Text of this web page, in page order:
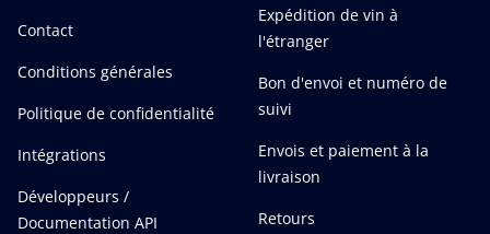
Contact
Conditions générales
Politique de confidentialité
Intégrations
Développeurs /
Documentation API
Expédition de vin à
l'étranger
Bon d'envoi et numéro de
suivi
Envois et paiement à la
livraison
Retours